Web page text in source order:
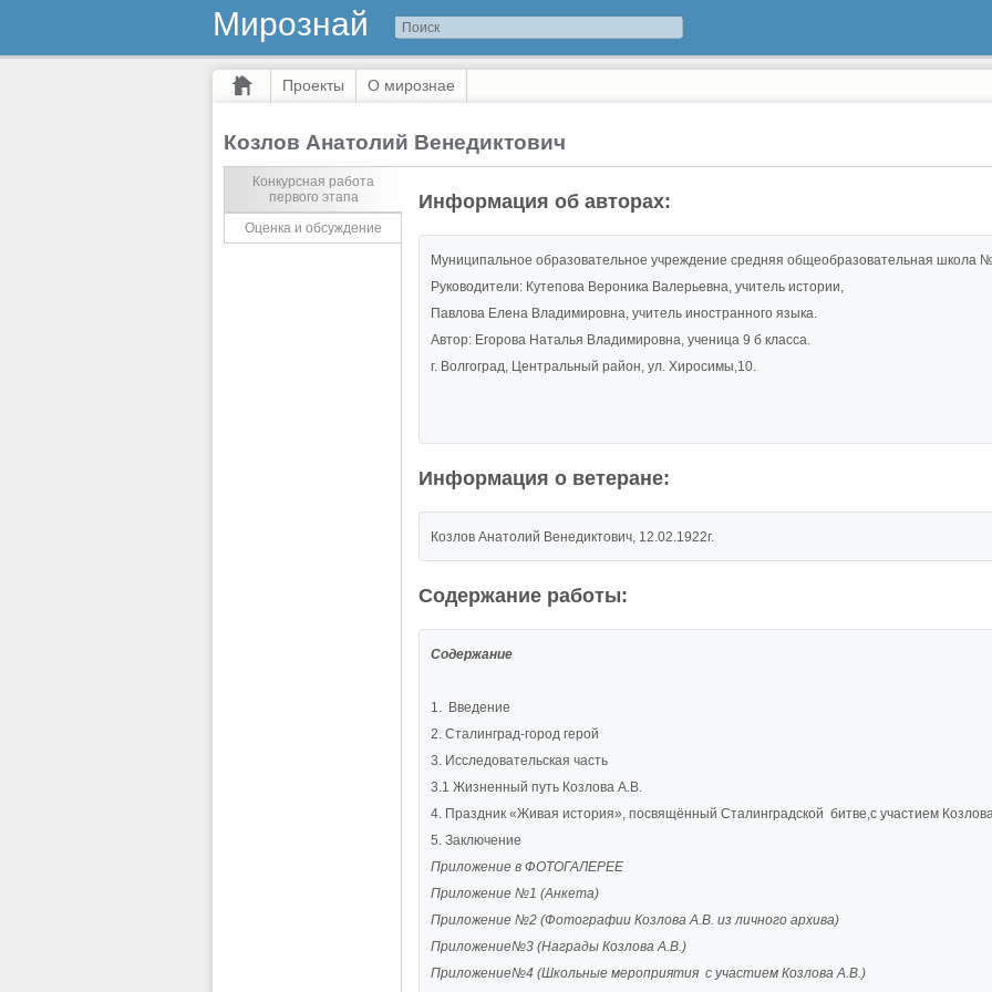
Мирознай
Проекты О мирознае
Козлов Анатолий Венедиктович
Конкурсная работа
первого этапа
Оценка и обсуждение
Информация об авторах:
Муниципальное образовательное учреждение средняя общеобразовательная школа
Руководители: Кутепова Вероника Валерьевна, учитель истории,
Павлова Елена Владимировна, учитель иностранного языка.
Автор: Егорова Наталья Владимировна, ученица 9 б класса.
г. Волгоград, Центральный район, ул. Хиросимы,10.
Информация о ветеране:
Козлов Анатолий Венедиктович, 12.02.1922г.
Содержание работы:
Содержание
1. Введение
2. Cталинград-город герой
3. Исследовательская часть
3.1 Жизненный путь Козлова А.В.
4. Праздник «Живая история», посвящённый Сталинградской битве,с участием
5. Заключение
Приложение в ФОТОГАЛЕРЕЕ
Приложение №1 (Анкета)
Приложение №2 (Фотографии Козлова А.В. из личного архива)
Приложение№3 (Награды Козлова А.В.)
Приложение№4 (Школьные мероприятия с участием Козлова А.В.)